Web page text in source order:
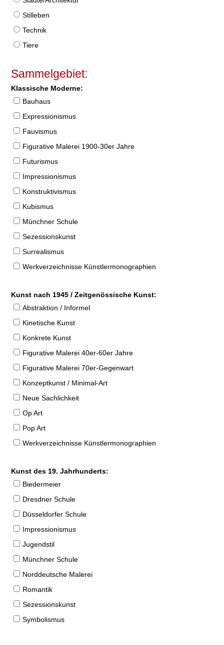
Stilleben
Technik
Tiere
Sammelgebiet:
Klassische Moderne:
Bauhaus
Expressionismus
Fauvismus
Figurative Malerei 1900-30er Jahre
Futurismus
Impressionismus
Konstruktivismus
Kubismus
Münchner Schule
Sezessionskunst
Surrealismus
Werkverzeichnisse Künstlermonographien
Kunst nach 1945 / Zeitgenössische Kunst:
Abstraktion / Informel
Kinetische Kunst
Konkrete Kunst
Figurative Malerei 40er-60er Jahre
Figurative Malerei 70er-Gegenwart
Konzeptkunst / Minimal-Art
Neue Sachlichkeit
Op Art
Pop Art
Werkverzeichnisse Künstlermonographien
Kunst des 19. Jahrhunderts:
Biedermeier
Dresdner Schule
Düsseldorfer Schule
Impressionismus
Jugendstil
Münchner Schule
Norddeutsche Malerei
Romantik
Sezessionskunst
Symbolismus